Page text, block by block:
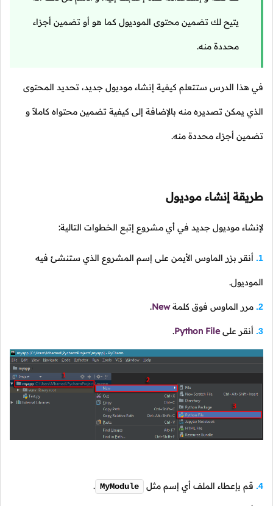
يتيح لك تضمين محتوى الموديول كما هو أو تضمين أجزاء
محددة منه.
في هذا الدرس ستتعلم كيفية إنشاء موديول جديد، تحديد المحتوى
الذي يمكن تصديره منه بالإضافة إلى كيفية تضمين محتواه كاملاً و
تضمين أجزاء محددة منه.
طريقة إنشاء موديول
لإنشاء موديول جديد في أي مشروع إتبع الخطوات التالية:
1. أنقر بزر الماوس الأيمن على إسم المشروع الذي ستنشئ فيه
الموديول.
2. مرر الماوس فوق كلمةNew
.
3. أنقر علىPython File
.
4. قم بإعطاء الملف أي إسم مثل MyModule
.